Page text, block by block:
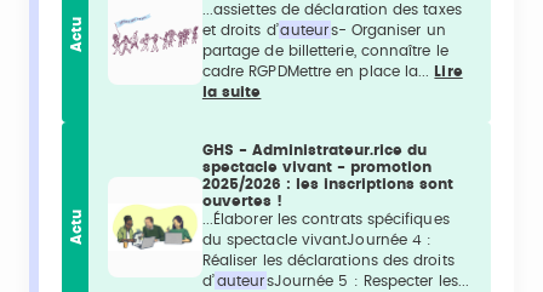
Actu
...assiettes de déclaration des taxes
et droits d’auteurs- Organiser un
partage de billetterie, connaître le
cadre RGPDMettre en place la...
Lire
la suite
Actu
GHS - Administrateur.rice du
spectacle vivant - promotion
2025/2026 : les inscriptions sont
ouvertes !
...Élaborer les contrats spécifiques
du spectacle vivantJournée 4 :
Réaliser les déclarations des droits
d’auteursJournée 5 : Respecter les...